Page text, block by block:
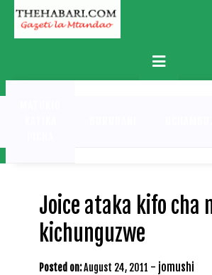
Skip
content
Primary
Menu
Joice ataka kifo cha
kichunguzwe
Posted on:August 24, 2011 - jomushi